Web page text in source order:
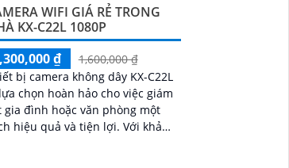
WIFI GIÁ RẺ TRONG
KX-C22L 1080P
₫
1,600,000 ₫
bị camera không dây KX-C22L
chọn hoàn hảo cho việc giám
gia đình hoặc văn phòng một
hiệu quả và tiện lợi. Với khả